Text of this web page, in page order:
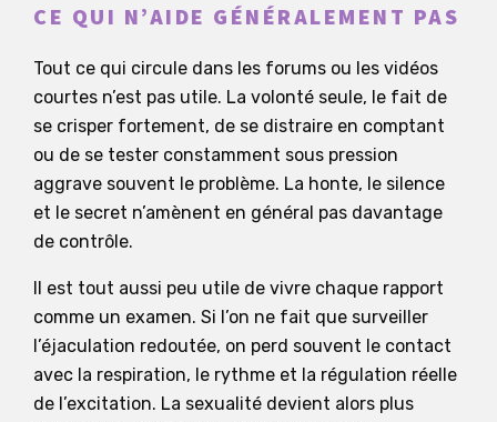
CE QUI N’AIDE GÉNÉRALEMENT PAS
Tout ce qui circule dans les forums ou les vidéos
courtes n’est pas utile. La volonté seule, le fait de
se crisper fortement, de se distraire en comptant
ou de se tester constamment sous pression
aggrave souvent le problème. La honte, le silence
et le secret n’amènent en général pas davantage
de contrôle.
Il est tout aussi peu utile de vivre chaque rapport
comme un examen. Si l’on ne fait que surveiller
l’éjaculation redoutée, on perd souvent le contact
avec la respiration, le rythme et la régulation réelle
de l’excitation. La sexualité devient alors plus